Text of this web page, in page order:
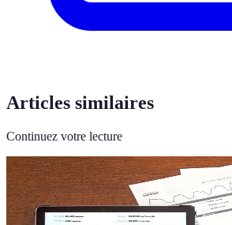
Articles similaires
Continuez votre lecture